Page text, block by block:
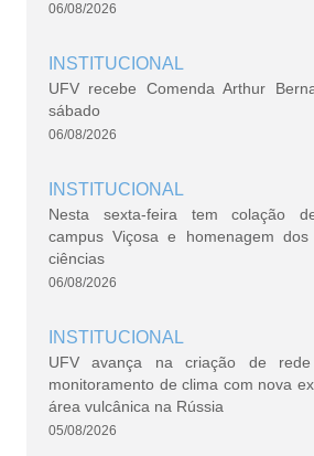
06/08/2026
INSTITUCIONAL
UFV recebe Comenda Arthur
sábado
06/08/2026
INSTITUCIONAL
Nesta sexta-feira tem colação
campus Viçosa e homenagem
ciências
06/08/2026
INSTITUCIONAL
UFV avança na criação de
monitoramento de clima com nova
área vulcânica na Rússia
05/08/2026